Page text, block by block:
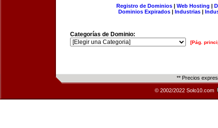
Registro de Dominios| Web Hosting |
Dominios Expirados | Industrias |
Categorías de Dominio:
[Pág.
** Precios
© 2002/2022 Solo10.com